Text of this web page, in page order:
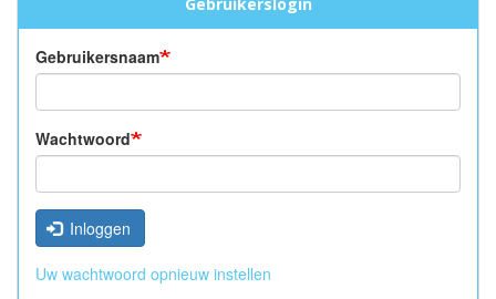
Gebruikerslogin
Gebruikersnaam
Wachtwoord
Inloggen
Uw wachtwoord opnieuw instellen